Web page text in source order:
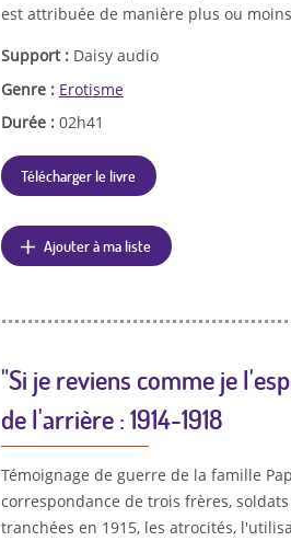
est attribuée de manière plus ou
Support : Daisy audio
Genre : Erotisme
Durée : 02h41
Télécharger le livre
Ajouter à ma liste
"Si je reviens comme je
de l'arrière : 1914-1918
Témoignage de guerre de la famille
correspondance de trois frères,
tranchées en 1915, les atrocités,